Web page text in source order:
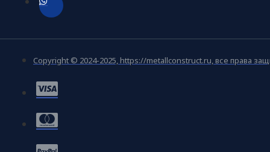
Copyright © 2024-2025, https://metallconstruct.ru, все права